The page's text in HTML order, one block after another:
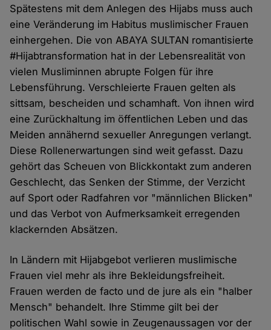
Spätestens mit dem Anlegen des Hijabs muss auch
eine Veränderung im Habitus muslimischer Frauen
einhergehen. Die von ABAYA SULTAN romantisierte
#Hijabtransformation hat in der Lebensrealität von
vielen Musliminnen abrupte Folgen für ihre
Lebensführung. Verschleierte Frauen gelten als
sittsam, bescheiden und schamhaft. Von ihnen wird
eine Zurückhaltung im öffentlichen Leben und das
Meiden annähernd sexueller Anregungen verlangt.
Diese Rollenerwartungen sind weit gefasst. Dazu
gehört das Scheuen von Blickkontakt zum anderen
Geschlecht, das Senken der Stimme, der Verzicht
auf Sport oder Radfahren vor "männlichen Blicken"
und das Verbot von Aufmerksamkeit erregenden
klackernden Absätzen.
In Ländern mit Hijabgebot verlieren muslimische
Frauen viel mehr als ihre Bekleidungsfreiheit.
Frauen werden de facto und de jure als ein "halber
Mensch" behandelt. Ihre Stimme gilt bei der
politischen Wahl sowie in Zeugenaussagen vor der